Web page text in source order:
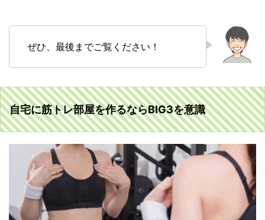
ぜひ、最後までご覧ください！
自宅に筋トレ部屋を作るならBIG3を意識